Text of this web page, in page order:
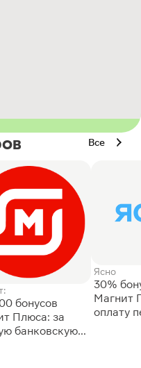
Все
бонусов
Плюса: за
банковскую
Ясно
30%
Магнит
оплату